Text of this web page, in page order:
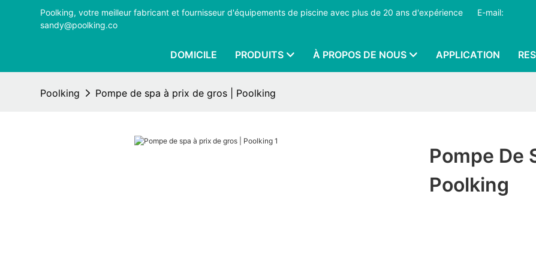
Poolking, votre meilleur fabricant et fournisseur d'équipements de piscine avec plus de 20 ans d'expérience
E-mail:
sandy@poolking.co
DOMICILE PRODUITS À PROPOS DE NOUS APPLICATION
Poolking Pompe de spa à prix de gros | Poolking
Pompe De
Poolking